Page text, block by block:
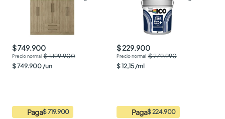
$ 749.900
$ 1.199.900
$749.900 /un
Paga$ 719.900
$ 229.900
$ 279.990
$12,15 /ml
Paga$ 224.900